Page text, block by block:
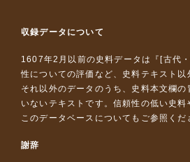
収録データについて
1607年2月以前の史料データは『 [古代
性についての評価など、史料テキスト
それ以外のデータのうち、史料本文欄
いないテキストです。信頼性の低い史
このデータベースについて もご参照くだ
謝辞